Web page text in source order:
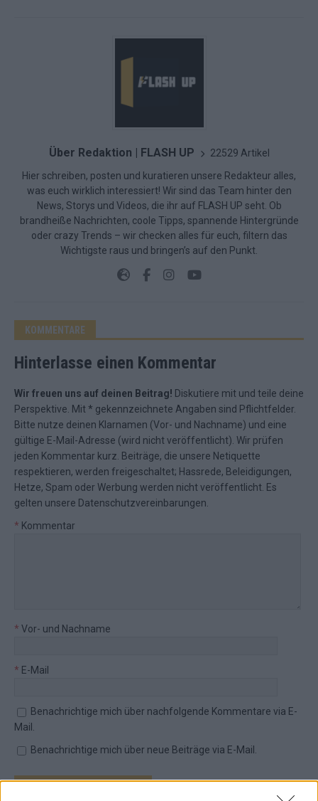
Über Redaktion | FLASH UP 22529 Artikel
Hier schreiben, posten und kuratieren unsere Redakteur alles,
was euch wirklich interessiert! Wir sind das Team hinter den
News, Storys und Videos, die ihr auf FLASH UP seht. Ob
brandheiße Nachrichten, coole Tipps, spannende Hintergründe
oder crazy Trends – wir checken alles für euch, filtern das
Wichtigste raus und bringen’s auf den Punkt.
KOMMENTARE
Hinterlasse einen Kommentar
Wir freuen uns auf deinen Beitrag! Diskutiere mit und teile deine
Perspektive. Mit * gekennzeichnete Angaben sind Pflichtfelder.
Bitte nutze deinen Klarnamen (Vor- und Nachname) und eine
gültige E-Mail-Adresse (wird nicht veröffentlicht). Wir prüfen
jeden Kommentar kurz. Beiträge, die unsere Netiquette
respektieren, werden freigeschaltet; Hassrede, Beleidigungen,
Hetze, Spam oder Werbung werden nicht veröffentlicht. Es
gelten unsere Datenschutzvereinbarungen.
* Kommentar
* Vor- und Nachname
* E-Mail
Benachrichtige mich über nachfolgende Kommentare via E-
Mail.
Benachrichtige mich über neue Beiträge via E-Mail.